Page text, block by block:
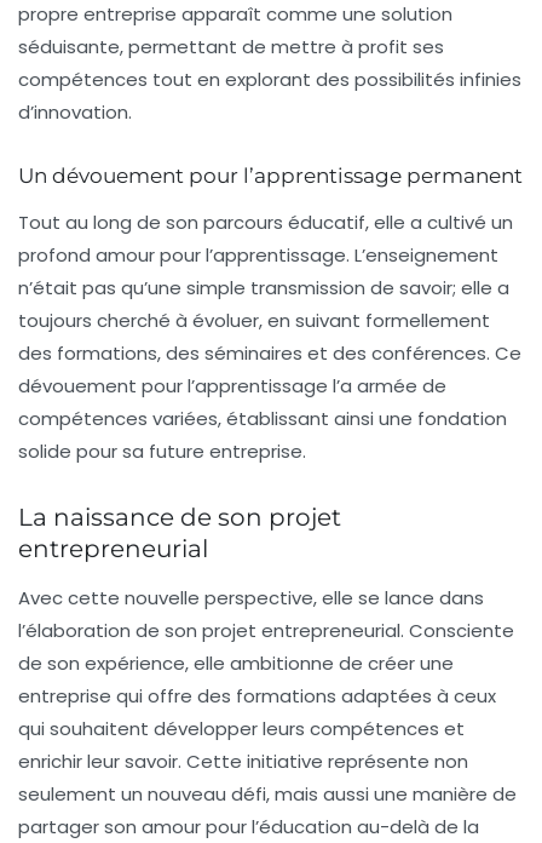
propre entreprise apparaît comme une solution
séduisante, permettant de mettre à profit ses
compétences tout en explorant des possibilités infinies
d’innovation.
Un dévouement pour l’apprentissage permanent
Tout au long de son parcours éducatif, elle a cultivé un
profond amour pour l’apprentissage. L’enseignement
n’était pas qu’une simple transmission de savoir; elle a
toujours cherché à évoluer, en suivant formellement
des formations, des séminaires et des conférences. Ce
dévouement pour l’apprentissage l’a armée de
compétences variées, établissant ainsi une fondation
solide pour sa future entreprise.
La naissance de son projet
entrepreneurial
Avec cette nouvelle perspective, elle se lance dans
l’élaboration de son projet entrepreneurial. Consciente
de son expérience, elle ambitionne de créer une
entreprise qui offre des formations adaptées à ceux
qui souhaitent développer leurs compétences et
enrichir leur savoir. Cette initiative représente non
seulement un nouveau défi, mais aussi une manière de
partager son amour pour l’éducation au-delà de la